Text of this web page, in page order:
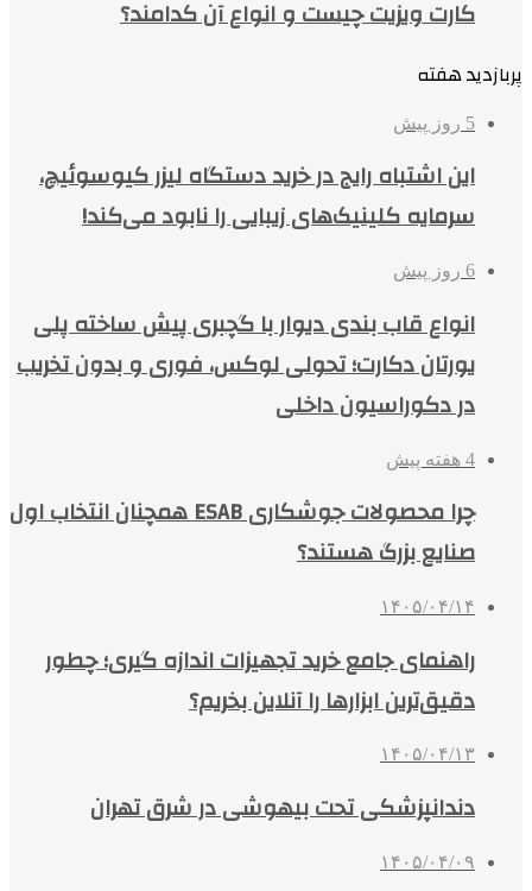
کارت ویزیت چیست و انواع آن کدامند؟
پربازدید هفته
5 روز پیش
این اشتباه رایج در خرید دستگاه لیزر کیوسوئیچ،
سرمایه کلینیک‌های زیبایی را نابود می‌کند!
6 روز پیش
انواع قاب بندی دیوار با گچبری پیش ساخته پلی
یورتان دکارت؛ تحولی لوکس، فوری و بدون تخریب
در دکوراسیون داخلی
4 هفته پیش
چرا محصولات جوشکاری ESAB همچنان انتخاب اول
صنایع بزرگ هستند؟
۱۴۰۵/۰۴/۱۴
راهنمای جامع خرید تجهیزات اندازه گیری؛ چطور
دقیق‌ترین ابزارها را آنلاین بخریم؟
۱۴۰۵/۰۴/۱۳
دندانپزشکی تحت بیهوشی در شرق تهران
۱۴۰۵/۰۴/۰۹